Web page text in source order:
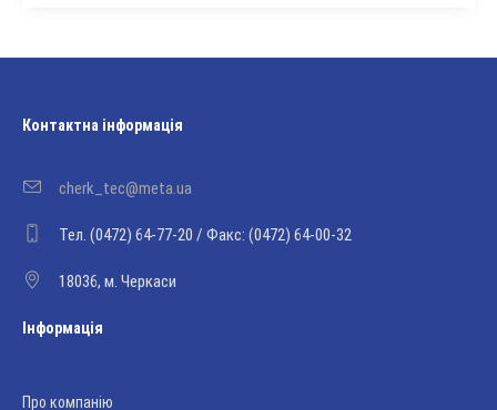
Контактна інформація
cherk_tec@meta.ua
Тел. (0472) 64-77-20 / Факс: (0472) 64-00-32
18036, м. Черкаси
Інформація
Про компанію